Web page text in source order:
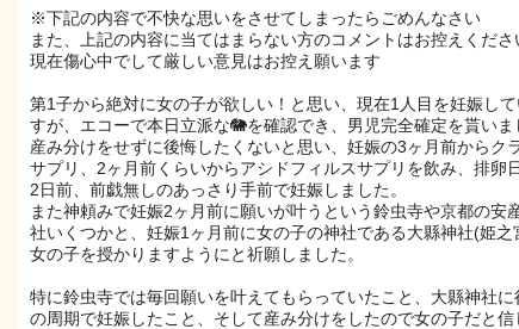
※下記の内容で不快な思いをさせてしまったらごめんなさい
また、上記の内容に当てはまらない方のコメントはお控えくださ
現在傷心中でして厳しい意見はお控え願います
第1子から絶対に女の子が欲しい！と思い、現在1人目を妊娠し
すが、エコーで本日立派な🐘を確認でき、男児完全確定を貰いま
産み分けをせずに後悔したくないと思い、妊娠の3ヶ月前からク
サプリ、2ヶ月前くらいからアシドフィルスサプリを飲み、排卵
2日前、前戯無しのあっさり手前で妊娠しました。
また神頼みで妊娠2ヶ月前に願いが叶うという鈴虫寺や京都の安
社いくつかと、妊娠1ヶ月前に女の子の神社である大縣神社(姫之
女の子を授かりますようにと祈願しました。
特に鈴虫寺では毎回願いを叶えてもらっていたこと、大縣神社に
の周期で妊娠したこと、そして産み分けをしたので女の子だと信